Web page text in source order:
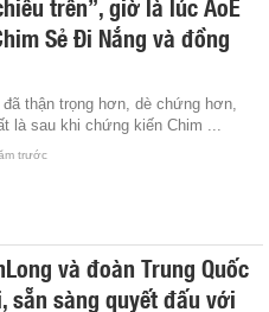
Sẻ Đi Nắng và đồng
đã thận trọng hơn, dè chứng hơn,
là sau khi chứng kiến Chim ...
trước
và đoàn Trung Quốc
sẵn sàng quyết đấu với